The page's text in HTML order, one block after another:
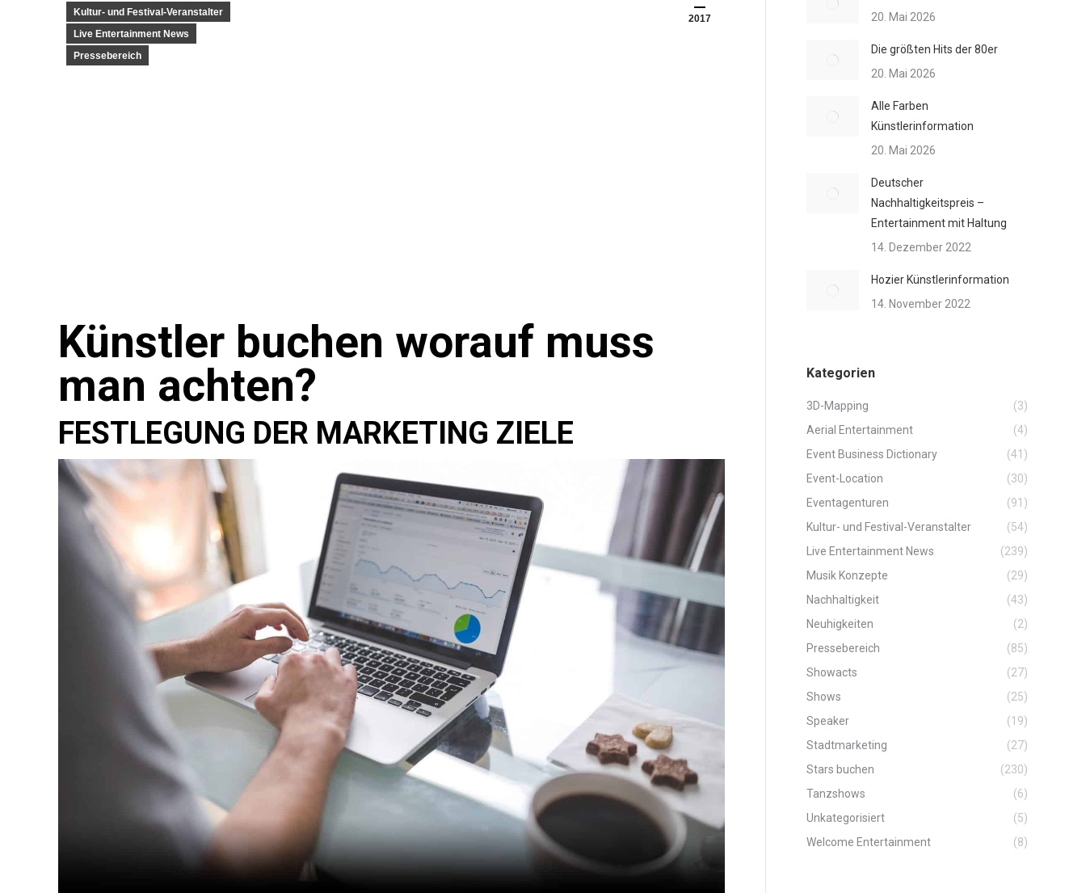
2017
Kultur- und Festival-Veranstalter
Live Entertainment News
Pressebereich
Künstler buchen worauf muss
man achten?
FESTLEGUNG DER MARKETING ZIELE
20. Mai 2026
Die größten Hits der 80er
20. Mai 2026
Alle Farben
Künstlerinformation
20. Mai 2026
Deutscher
Nachhaltigkeitspreis –
Entertainment mit Haltung
14. Dezember 2022
Hozier Künstlerinformation
14. November 2022
Kategorien
3D-Mapping
(3)
Aerial Entertainment
(4)
Event Business Dictionary
(41)
Event-Location
(30)
Eventagenturen
(91)
Kultur- und Festival-Veranstalter
(54)
Live Entertainment News
(239)
Musik Konzepte
(29)
Nachhaltigkeit
(43)
Neuhigkeiten
(2)
Pressebereich
(85)
Showacts
(27)
Shows
(25)
Speaker
(19)
Stadtmarketing
(27)
Stars buchen
(230)
Tanzshows
(6)
Unkategorisiert
(5)
Welcome Entertainment
(8)